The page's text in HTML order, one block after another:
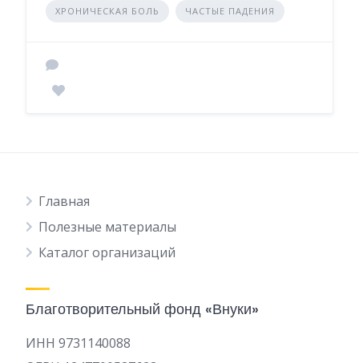
ХРОНИЧЕСКАЯ БОЛЬ ЧАСТЫЕ ПАДЕНИЯ
Главная
Полезные материалы
Каталог организаций
Благотворительный фонд «Внуки»
ИНН 9731140088